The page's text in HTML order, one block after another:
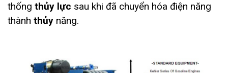
thống thủy lực sau khi đã chuyển hóa điện năng
thành thủy năng.